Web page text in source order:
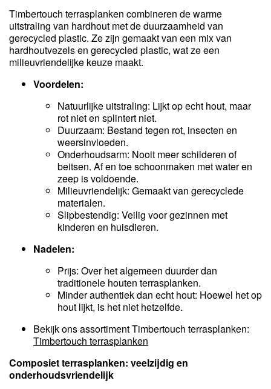
Timbertouch terrasplanken combineren de warme
uitstraling van hardhout met de duurzaamheid van
gerecycled plastic. Ze zijn gemaakt van een mix van
hardhoutvezels en gerecycled plastic, wat ze een
milieuvriendelijke keuze maakt.
Voordelen:
Natuurlijke uitstraling: Lijkt op echt hout, maar
rot niet en splintert niet.
Duurzaam: Bestand tegen rot, insecten en
weersinvloeden.
Onderhoudsarm: Nooit meer schilderen of
beitsen. Af en toe schoonmaken met water en
zeep is voldoende.
Milieuvriendelijk: Gemaakt van gerecyclede
materialen.
Slipbestendig: Veilig voor gezinnen met
kinderen en huisdieren.
Nadelen:
Prijs: Over het algemeen duurder dan
traditionele houten terrasplanken.
Minder authentiek dan echt hout: Hoewel het op
hout lijkt, is het niet hetzelfde.
Bekijk ons assortiment Timbertouch terrasplanken:
Timbertouch terrasplanken
Composiet terrasplanken: veelzijdig en
onderhoudsvriendelijk